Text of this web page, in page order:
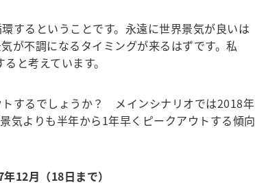
するということです。永遠に世界景気が良いは
が不調になるタイミングが来るはずです。私
と考えています。
するでしょうか？ メインシナリオでは2018年
気よりも半年から1年早くピークアウトする傾向
12月（18日まで）